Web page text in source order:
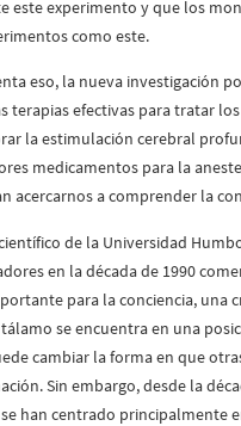
este experimento y que los
como este.
eso, la nueva investigación
terapias efectivas para tratar
la estimulación cerebral
medicamentos para la
acercarnos a comprender la
de la Universidad
en la década de 1990
para la conciencia, una
se encuentra en una
cambiar la forma en que
Sin embargo, desde la
han centrado principalmente